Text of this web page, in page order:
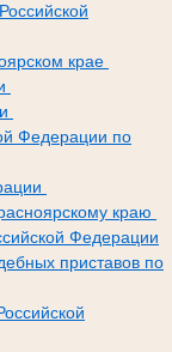
крае
Федерации по
краю
Федерации
приставов по